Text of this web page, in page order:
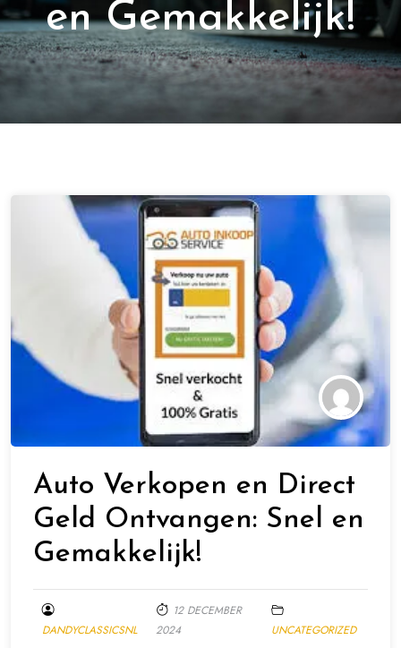
en Gemakkelijk!
Auto Verkopen en Direct
Geld Ontvangen: Snel en
Gemakkelijk!
DANDYCLASSICSNL
12 DECEMBER
2024
UNCATEGORIZED